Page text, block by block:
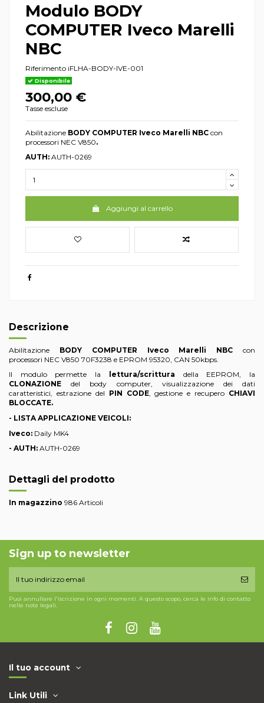
Modulo BODY
COMPUTER Iveco Marelli
NBC
Riferimento iFLHA-BODY-IVE-001
Disponibile
300,00 €
Tasse escluse
Abilitazione BODY COMPUTER Iveco Marelli NBC con
processori NEC V850.
AUTH: AUTH-0269
Aggiungi al carrello
Descrizione
Abilitazione BODY COMPUTER Iveco Marelli NBCcon
processori NEC V850 70F3238 e EPROM 95320, CAN 50kbps.
Il modulo permette la
lettura/scrittura della EEPROM, la
CLONAZIONE del body computer, visualizzazione dei dati
caratteristici, estrazione del PIN CODE, gestione e recupero CHIAVI
BLOCCATE.
- LISTA APPLICAZIONE VEICOLI:
Iveco: Daily MK4
- AUTH: AUTH-0269
Dettagli del prodotto
In magazzino 986 Articoli
Sign up to newsletter
Puoi annullare l'iscrizione in ogni momenti. A questo scopo, cerca le info di contatto
nelle note legali.
Il tuo account
Link Utili